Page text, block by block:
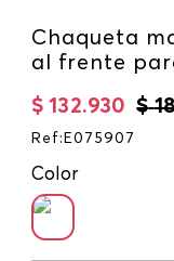
Chaqueta
al frente
$
$ 132.930
Ref : E075907
Color